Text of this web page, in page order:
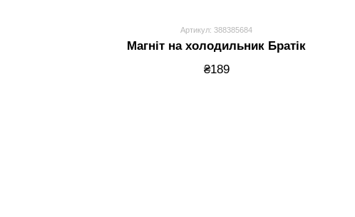
Артикул: 388385684
Магніт на холодильник Братік
₴189